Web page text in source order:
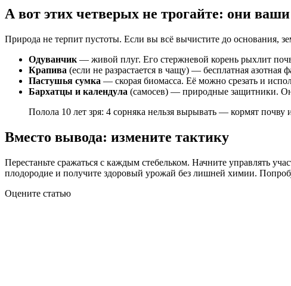
А вот этих четверых не трогайте: они
Природа не терпит пустоты. Если вы всё вычистите до основания,
Одуванчик — живой плуг. Его стержневой корень рыхлит
Крапива (если не разрастается в чащу) — бесплатная азотная
Пастушья сумка — скорая биомасса. Её можно срезать и
Бархатцы и календула (самосев) — природные защитники.
Полола 10 лет зря: 4 сорняка нельзя вырывать — кормят
Вместо вывода: измените тактику
Перестаньте сражаться с каждым стебельком. Начните управлять
плодородие и получите здоровый урожай без лишней химии.
Оцените статью